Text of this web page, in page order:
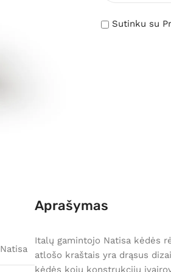
Sutinku su
Natisa
Aprašymas
Italų gamintojo Natisa kėdės
atlošo kraštais yra drąsus
kėdės kojų konstrukcijų